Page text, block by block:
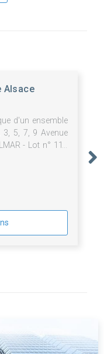
Alsace
d'un ensemble
5, 7, 9 Avenue
- Lot n° 11 :